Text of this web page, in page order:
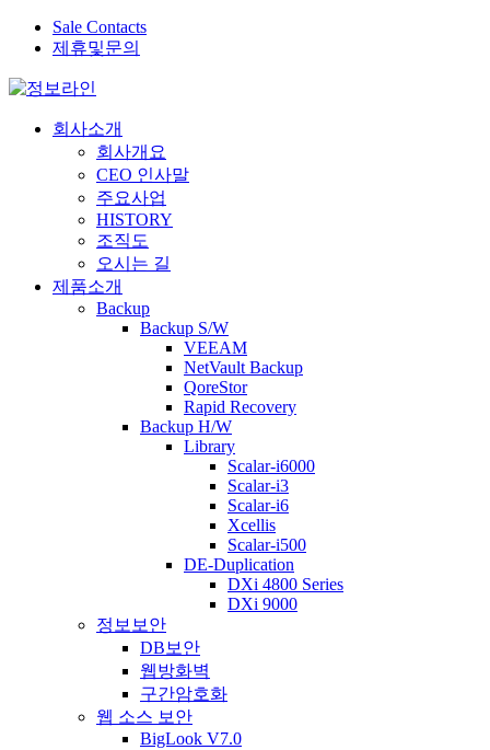
Sale Contacts
제휴및문의
회사소개
회사개요
CEO 인사말
주요사업
HISTORY
조직도
오시는 길
제품소개
Backup
Backup S/W
VEEAM
NetVault Backup
QoreStor
Rapid Recovery
Backup H/W
Library
Scalar-i6000
Scalar-i3
Scalar-i6
Xcellis
Scalar-i500
DE-Duplication
DXi 4800 Series
DXi 9000
정보보안
DB보안
웹방화벽
구간암호화
웹 소스 보안
BigLook V7.0